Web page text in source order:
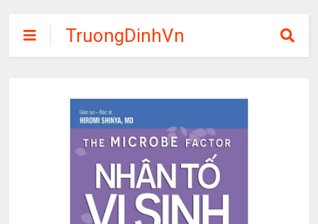
TruongDinhVn
Chia sẽ ebook,
phần mềm học
tập miễn phí